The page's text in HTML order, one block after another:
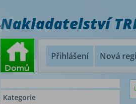
Nakladatelství
Přihlášení Nová
Kategorie